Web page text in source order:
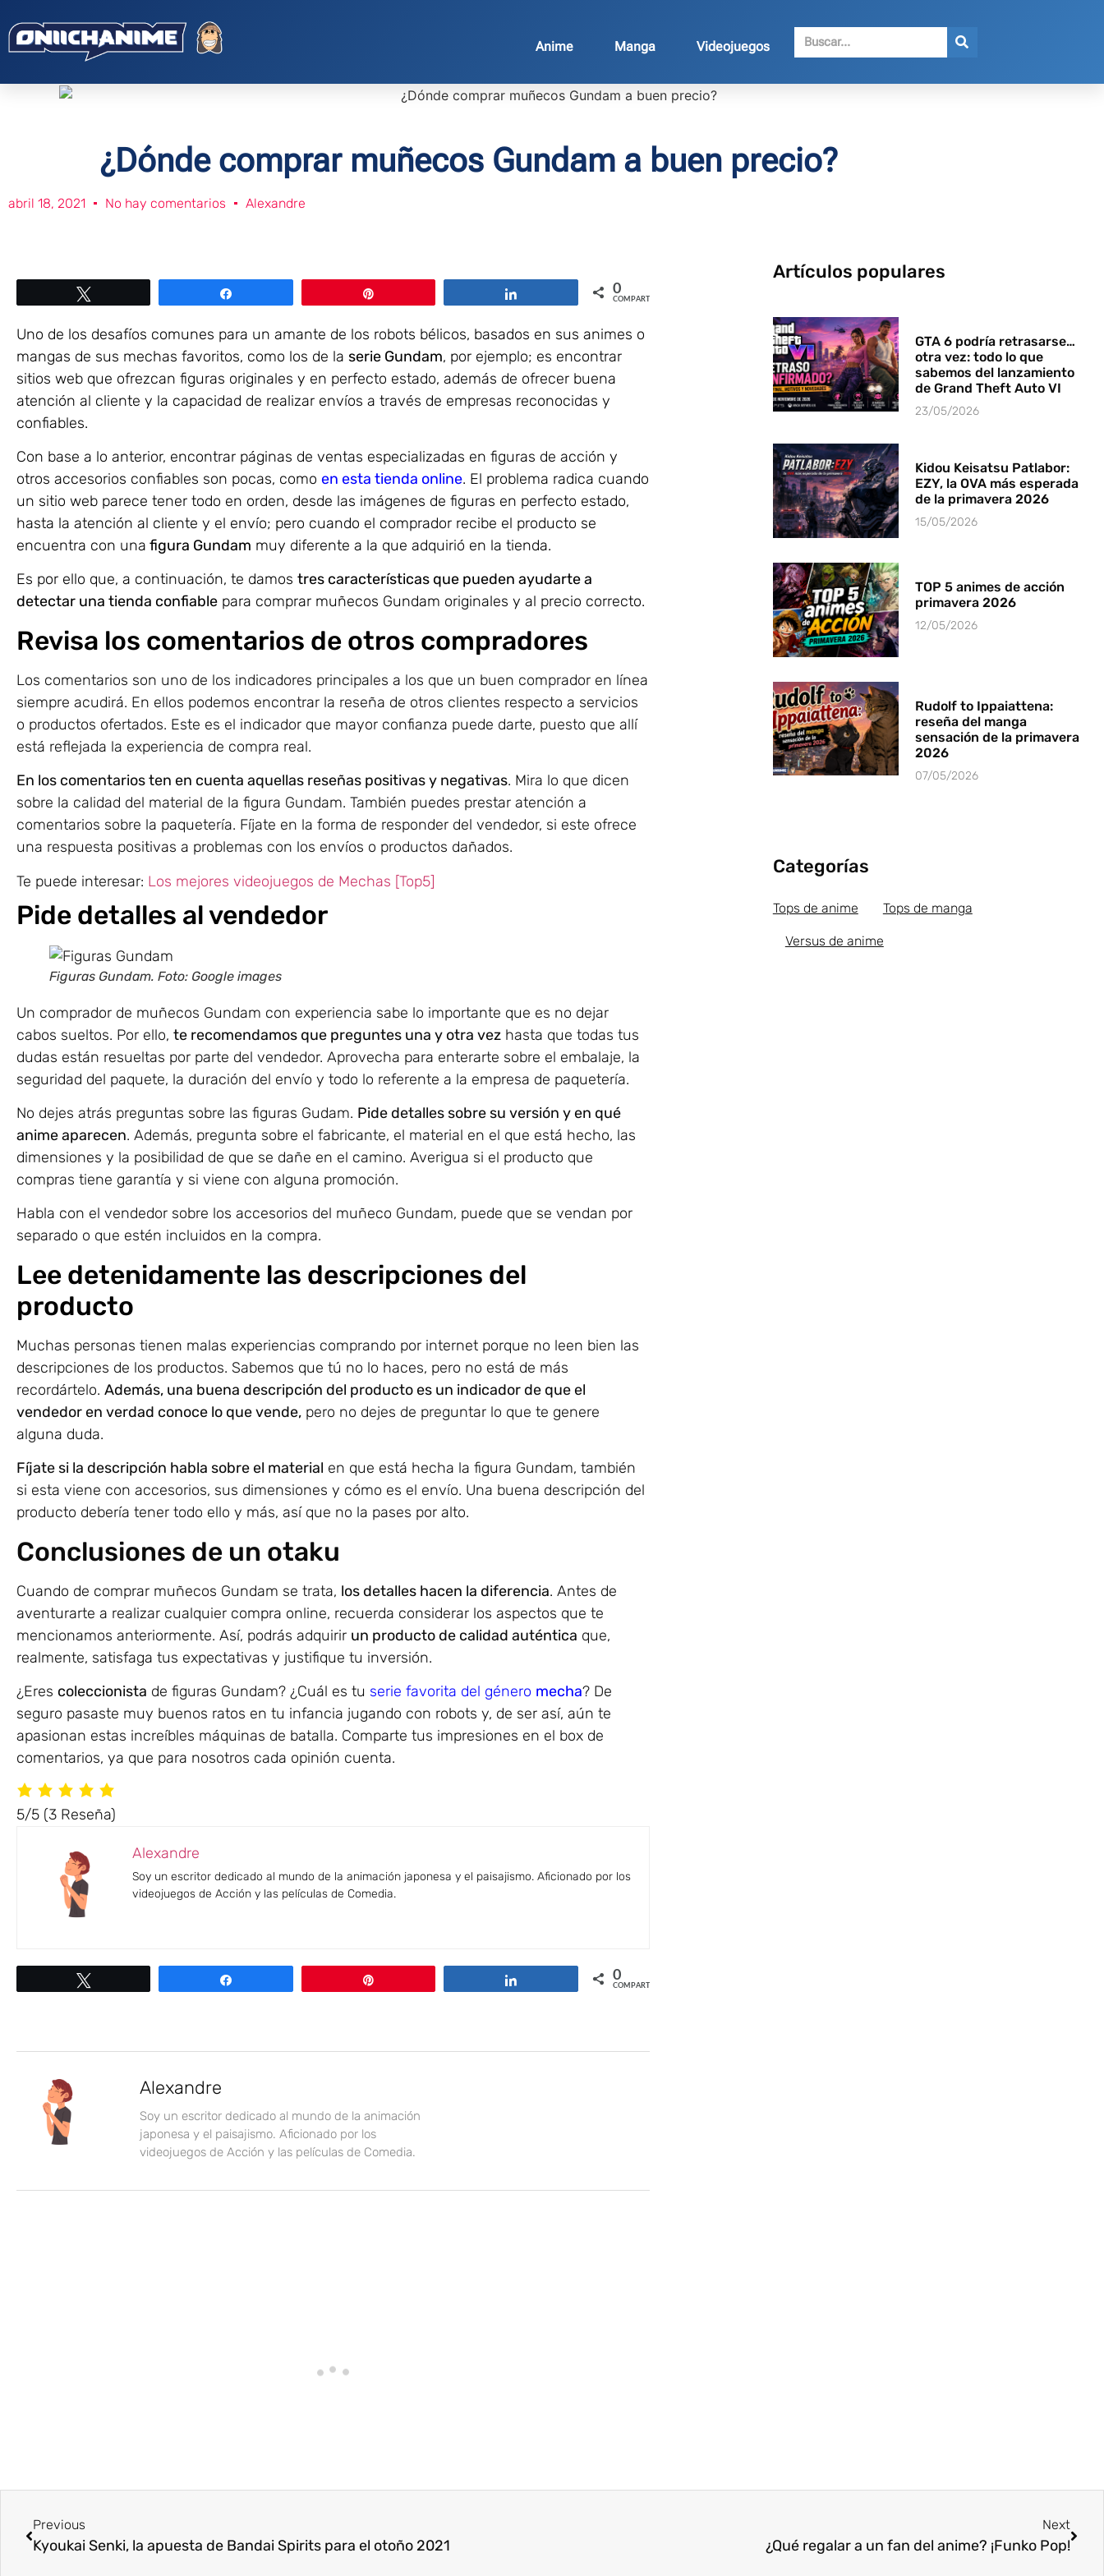
Anime Manga Videojuegos
¿Dónde comprar muñecos Gundam a buen precio?
abril 18, 2021 No hay comentarios Alexandre
0
COMPARTIR
Uno de los desafíos comunes para un amante de los robots bélicos, basados en sus animes o
mangas de sus mechas favoritos, como los de la serie Gundam, por ejemplo; es encontrar
sitios web que ofrezcan figuras originales y en perfecto estado, además de ofrecer buena
atención al cliente y la capacidad de realizar envíos a través de empresas reconocidas y
confiables.
Con base a lo anterior, encontrar páginas de ventas especializadas en figuras de acción y
otros accesorios confiables son pocas, como en esta tienda online. El problema radica cuando
un sitio web parece tener todo en orden, desde las imágenes de figuras en perfecto estado,
hasta la atención al cliente y el envío; pero cuando el comprador recibe el producto se
encuentra con una figura Gundam muy diferente a la que adquirió en la tienda.
Es por ello que, a continuación, te damos tres características que pueden ayudarte a
detectar una tienda confiable para comprar muñecos Gundam originales y al precio correcto.
Revisa los comentarios de otros compradores
Los comentarios son uno de los indicadores principales a los que un buen comprador en línea
siempre acudirá. En ellos podemos encontrar la reseña de otros clientes respecto a servicios
o productos ofertados. Este es el indicador que mayor confianza puede darte, puesto que allí
está reflejada la experiencia de compra real.
En los comentarios ten en cuenta aquellas reseñas positivas y negativas. Mira lo que dicen
sobre la calidad del material de la figura Gundam. También puedes prestar atención a
comentarios sobre la paquetería. Fíjate en la forma de responder del vendedor, si este ofrece
una respuesta positivas a problemas con los envíos o productos dañados.
Te puede interesar: Los mejores videojuegos de Mechas [Top5]
Pide detalles al vendedor
Figuras Gundam. Foto: Google images
Un comprador de muñecos Gundam con experiencia sabe lo importante que es no dejar
cabos sueltos. Por ello, te recomendamos que preguntes una y otra vez hasta que todas tus
dudas están resueltas por parte del vendedor. Aprovecha para enterarte sobre el embalaje, la
seguridad del paquete, la duración del envío y todo lo referente a la empresa de paquetería.
No dejes atrás preguntas sobre las figuras Gudam. Pide detalles sobre su versión y en qué
anime aparecen. Además, pregunta sobre el fabricante, el material en el que está hecho, las
dimensiones y la posibilidad de que se dañe en el camino. Averigua si el producto que
compras tiene garantía y si viene con alguna promoción.
Habla con el vendedor sobre los accesorios del muñeco Gundam, puede que se vendan por
separado o que estén incluidos en la compra.
Lee detenidamente las descripciones del
producto
Muchas personas tienen malas experiencias comprando por internet porque no leen bien las
descripciones de los productos. Sabemos que tú no lo haces, pero no está de más
recordártelo. Además, una buena descripción del producto es un indicador de que el
vendedor en verdad conoce lo que vende, pero no dejes de preguntar lo que te genere
alguna duda.
Fíjate si la descripción habla sobre el material en que está hecha la figura Gundam, también
si esta viene con accesorios, sus dimensiones y cómo es el envío. Una buena descripción del
producto debería tener todo ello y más, así que no la pases por alto.
Conclusiones de un otaku
Cuando de comprar muñecos Gundam se trata, los detalles hacen la diferencia. Antes de
aventurarte a realizar cualquier compra online, recuerda considerar los aspectos que te
mencionamos anteriormente. Así, podrás adquirir un producto de calidad auténtica que,
realmente, satisfaga tus expectativas y justifique tu inversión.
¿Eres coleccionista de figuras Gundam? ¿Cuál es tu serie favorita del género mecha? De
seguro pasaste muy buenos ratos en tu infancia jugando con robots y, de ser así, aún te
apasionan estas increíbles máquinas de batalla. Comparte tus impresiones en el box de
comentarios, ya que para nosotros cada opinión cuenta.
5/5 (3 Reseña)
Alexandre
Soy un escritor dedicado al mundo de la animación japonesa y el paisajismo. Aficionado por los
videojuegos de Acción y las películas de Comedia.
0
COMPARTIR
Alexandre
Soy un escritor dedicado al mundo de la animación
japonesa y el paisajismo. Aficionado por los
videojuegos de Acción y las películas de Comedia.
Artículos populares
GTA 6 podría retrasarse…
otra vez: todo lo que
sabemos del lanzamiento
de Grand Theft Auto VI
23/05/2026
Kidou Keisatsu Patlabor:
EZY, la OVA más esperada
de la primavera 2026
15/05/2026
TOP 5 animes de acción
primavera 2026
12/05/2026
Rudolf to Ippaiattena:
reseña del manga
sensación de la primavera
2026
07/05/2026
Categorías
Tops de anime Tops de manga
Versus de anime
Previous
Kyoukai Senki, la apuesta de Bandai Spirits para el otoño 2021
Next
¿Qué regalar a un fan del anime? ¡Funko Pop!